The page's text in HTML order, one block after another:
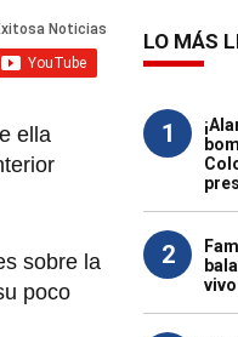
ella
sobre la
poco
LO MÁS
1
2